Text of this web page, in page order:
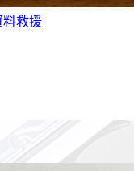
料救援